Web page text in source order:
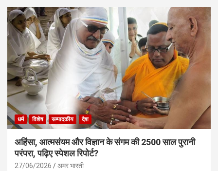
धर्म विशेष सम्पादकीय देश
अहिंसा, आत्मसंयम और विज्ञान के संगम की 2500 साल पुरानी
परंपरा, पढ़िए स्पेशल रिपोर्ट?
27/06/2026 अमर भारती